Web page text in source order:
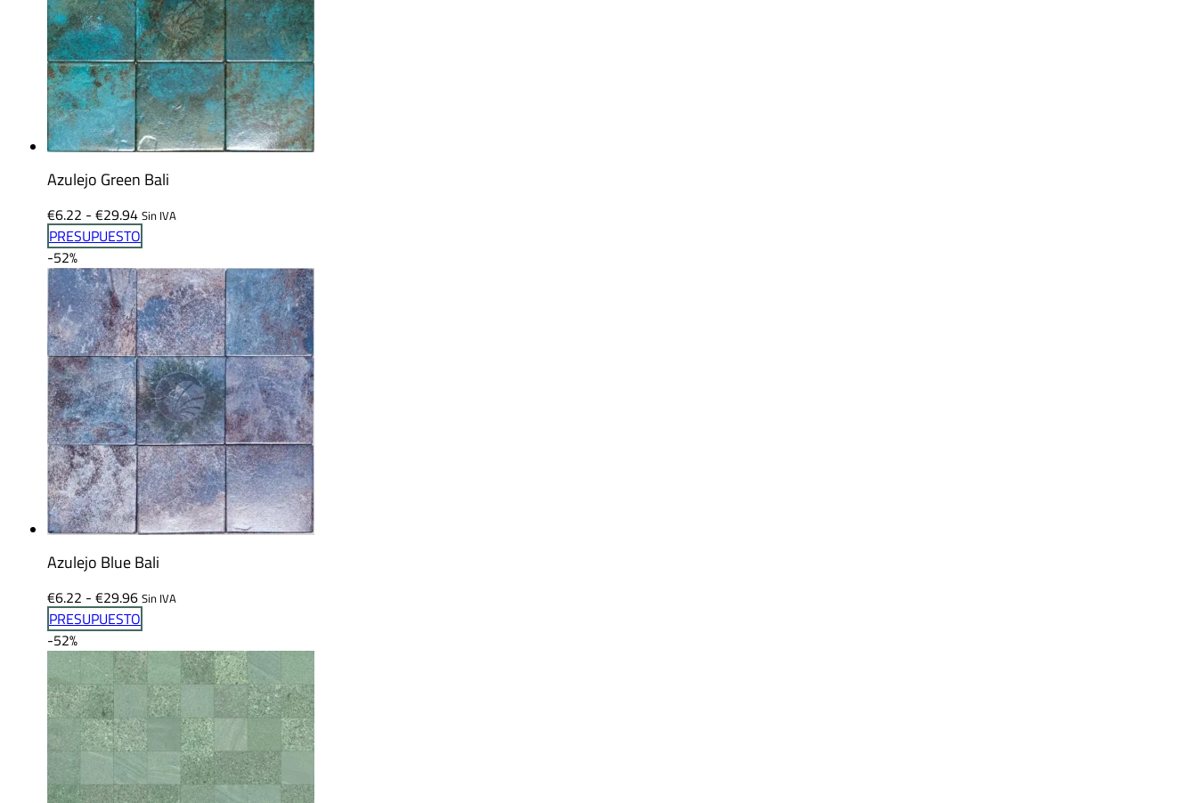
Azulejo Green Bali
€6.22 - €29.94Rango
de
desde
€6.22
hasta
€29.94
Sin IVA
PRESUPUESTO
-52%
Azulejo Blue Bali
€6.22 - €29.96Rango
de
desde
€6.22
hasta
€29.96
Sin IVA
PRESUPUESTO
-52%